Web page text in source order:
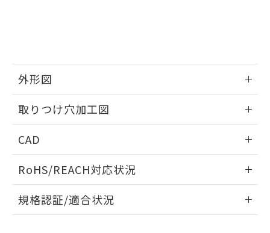
外形図
取りつけ穴加工図
CAD
ドすることができます。
ログイン/会員登録
RoHS/REACH対応状況
EU RoHS 注意事項・凡例
規格認証/適合状況
指します。
51物質の非含有証明書（当社基準）
※本証明書は発行日時点で非含有を証明す
るもので、過去に遡って非含有を証明する
ものではありません。
また、RoHS指令のフタル酸エステル類４
欄に対応日を記載しておりました。
既に当社にて対応品への在庫切替を完了
していることから、特段のことがない限
り、2022年1月12日より割愛しておりま
す。